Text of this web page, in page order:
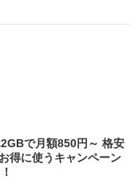
で月額850円～ 格安
得に使うキャンペーン